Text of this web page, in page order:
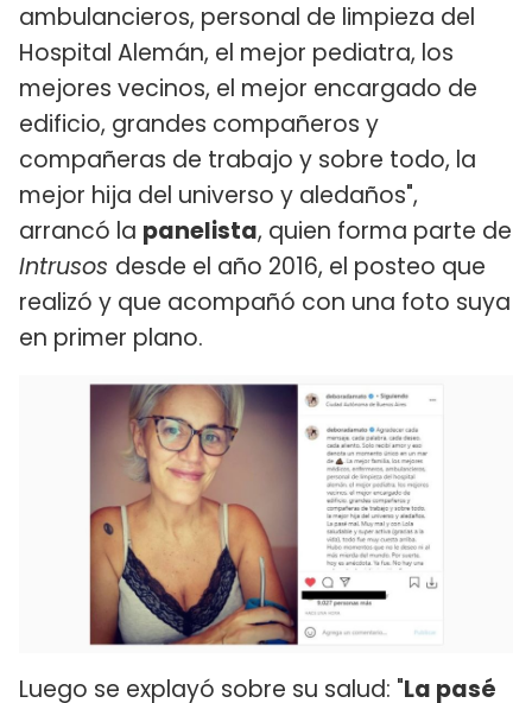
ambulancieros, personal de limpieza del
Hospital Alemán, el mejor pediatra, los
mejores vecinos, el mejor encargado de
edificio, grandes compañeros y
compañeras de trabajo y sobre todo, la
mejor hija del universo y aledaños",
arrancó la panelista, quien forma parte de
Intrusos desde el año 2016, el posteo que
realizó y que acompañó con una foto suya
en primer plano.
Luego se explayó sobre su salud: "La pasé